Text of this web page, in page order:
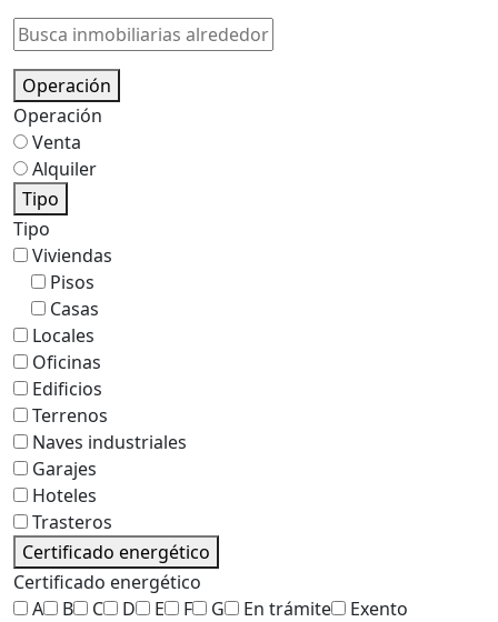
Operación
Operación
Venta
Alquiler
Tipo
Tipo
Viviendas
Pisos
Casas
Locales
Oficinas
Edificios
Terrenos
Naves industriales
Garajes
Hoteles
Trasteros
Certificado energético
Certificado energético
A
B C D E F G En trámite
Exento